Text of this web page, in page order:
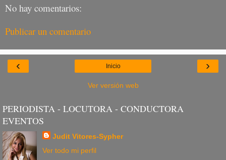
No hay comentarios:
Publicar un comentario
‹ ›
Inicio
Ver versión web
PERIODISTA - LOCUTORA - CONDUCTORA
EVENTOS
Judit Vitores-Sypher
Ver todo mi perfil